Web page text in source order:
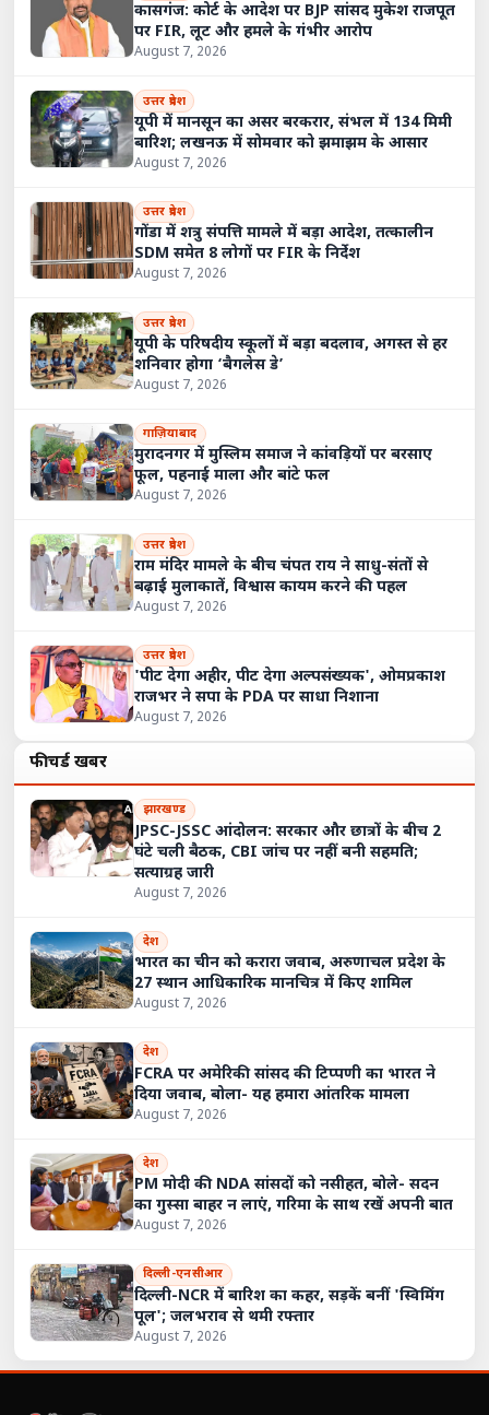
कासगंज: कोर्ट के आदेश पर BJP सांसद मुकेश राजपूत
पर FIR, लूट और हमले के गंभीर आरोप
August 7, 2026
उत्तर प्रदेश
यूपी में मानसून का असर बरकरार, संभल में 134 मिमी
बारिश; लखनऊ में सोमवार को झमाझम के आसार
August 7, 2026
उत्तर प्रदेश
गोंडा में शत्रु संपत्ति मामले में बड़ा आदेश, तत्कालीन
SDM समेत 8 लोगों पर FIR के निर्देश
August 7, 2026
उत्तर प्रदेश
यूपी के परिषदीय स्कूलों में बड़ा बदलाव, अगस्त से हर
शनिवार होगा ‘बैगलेस डे’
August 7, 2026
गाज़ियाबाद
मुरादनगर में मुस्लिम समाज ने कांवड़ियों पर बरसाए
फूल, पहनाई माला और बांटे फल
August 7, 2026
उत्तर प्रदेश
राम मंदिर मामले के बीच चंपत राय ने साधु-संतों से
बढ़ाई मुलाकातें, विश्वास कायम करने की पहल
August 7, 2026
उत्तर प्रदेश
'पीट देगा अहीर, पीट देगा अल्पसंख्यक', ओमप्रकाश
राजभर ने सपा के PDA पर साधा निशाना
August 7, 2026
फीचर्ड खबरें
झारखण्ड
JPSC-JSSC आंदोलन: सरकार और छात्रों के बीच 2
घंटे चली बैठक, CBI जांच पर नहीं बनी सहमति;
सत्याग्रह जारी
August 7, 2026
देश
भारत का चीन को करारा जवाब, अरुणाचल प्रदेश के
27 स्थान आधिकारिक मानचित्र में किए शामिल
August 7, 2026
देश
FCRA पर अमेरिकी सांसद की टिप्पणी का भारत ने
दिया जवाब, बोला- यह हमारा आंतरिक मामला
August 7, 2026
देश
PM मोदी की NDA सांसदों को नसीहत, बोले- सदन
का गुस्सा बाहर न लाएं, गरिमा के साथ रखें अपनी बात
August 7, 2026
दिल्ली-एनसीआर
दिल्ली-NCR में बारिश का कहर, सड़कें बनीं 'स्विमिंग
पूल'; जलभराव से थमी रफ्तार
August 7, 2026